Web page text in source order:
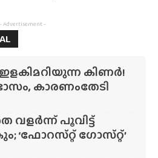
- Advertisement -
കിണർ!
കാരണംതേടി
പൂവിട്ട്
‘ഫോറസ്‌റ്റ്‌ ഗോസ്‌റ്റ്’